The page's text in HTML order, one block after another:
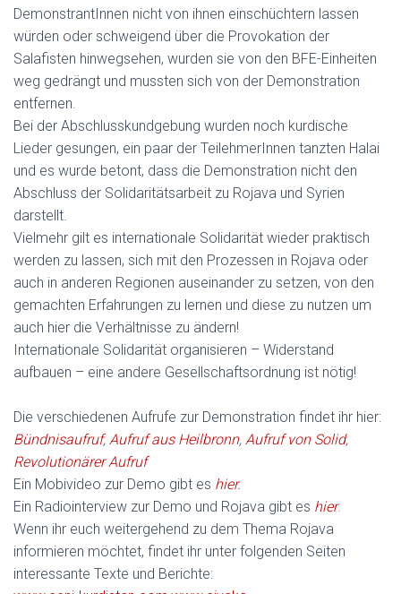
DemonstrantInnen nicht von ihnen einschüchtern lassen
würden oder schweigend über die Provokation der
Salafisten hinwegsehen, wurden sie von den BFE-Einheiten
weg gedrängt und mussten sich von der Demonstration
entfernen.
Bei der Abschlusskundgebung wurden noch kurdische
Lieder gesungen, ein paar der TeilehmerInnen tanzten Halai
und es wurde betont, dass die Demonstration nicht den
Abschluss der Solidaritätsarbeit zu Rojava und Syrien
darstellt.
Vielmehr gilt es internationale Solidarität wieder praktisch
werden zu lassen, sich mit den Prozessen in Rojava oder
auch in anderen Regionen auseinander zu setzen, von den
gemachten Erfahrungen zu lernen und diese zu nutzen um
auch hier die Verhältnisse zu ändern!
Internationale Solidarität organisieren – Widerstand
aufbauen – eine andere Gesellschaftsordnung ist nötig!
Die verschiedenen Aufrufe zur Demonstration findet ihr hier:
Bündnisaufruf,Aufruf aus Heilbronn, Aufruf von Solid,
Revolutionärer Aufruf
Ein Mobivideo zur Demo gibt es hier.
Ein Radiointerview zur Demo und Rojava gibt es hier.
Wenn ihr euch weitergehend zu dem Thema Rojava
informieren möchtet, findet ihr unter folgenden Seiten
interessante Texte und Berichte: